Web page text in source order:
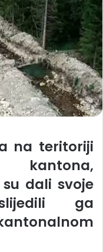
na teritoriji
kantona,
dali svoje
ga